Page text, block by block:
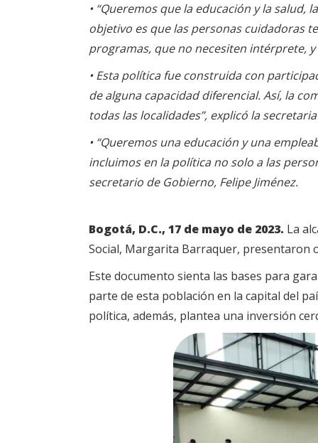
• “Queremos que la educación y la
objetivo es que las personas cuidadoras
programas, que no necesiten intérprete,
• Esta política fue construida con
de alguna capacidad diferencial. Así, la
todas las localidades”, explicó la
• “Queremos una educación y una
incluimos en la política no solo a las
secretario de Gobierno, Felipe Jiménez.
Bogotá, D.C., 17 de mayo de 2023. La
Social, Margarita Barraquer, presentaron
Este documento sienta las bases para
parte de esta población en la capital del
política, además, plantea una inversión